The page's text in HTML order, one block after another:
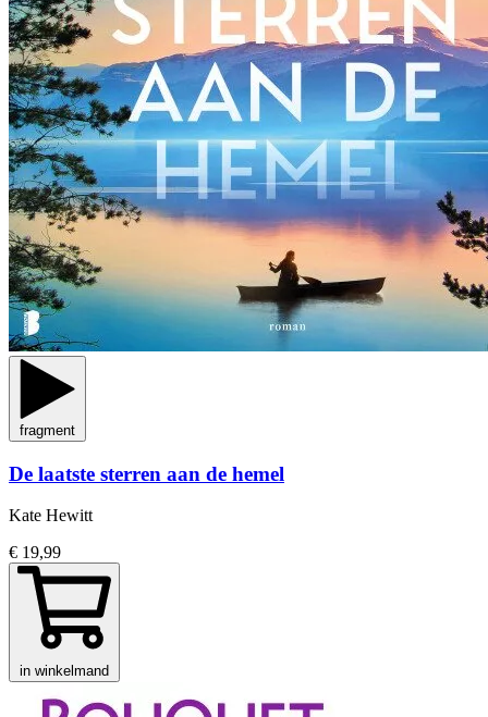
fragment
De laatste sterren aan de hemel
Kate Hewitt
€ 19,99
in winkelmand